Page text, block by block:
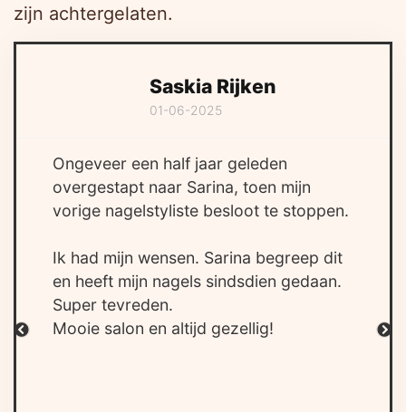
zijn achtergelaten.
Saskia Rijken
01-06-2025
Ongeveer een half jaar geleden
overgestapt naar Sarina, toen mijn
vorige nagelstyliste besloot te stoppen.
Ik had mijn wensen. Sarina begreep dit
en heeft mijn nagels sindsdien gedaan.
Super tevreden.
Mooie salon en altijd gezellig!